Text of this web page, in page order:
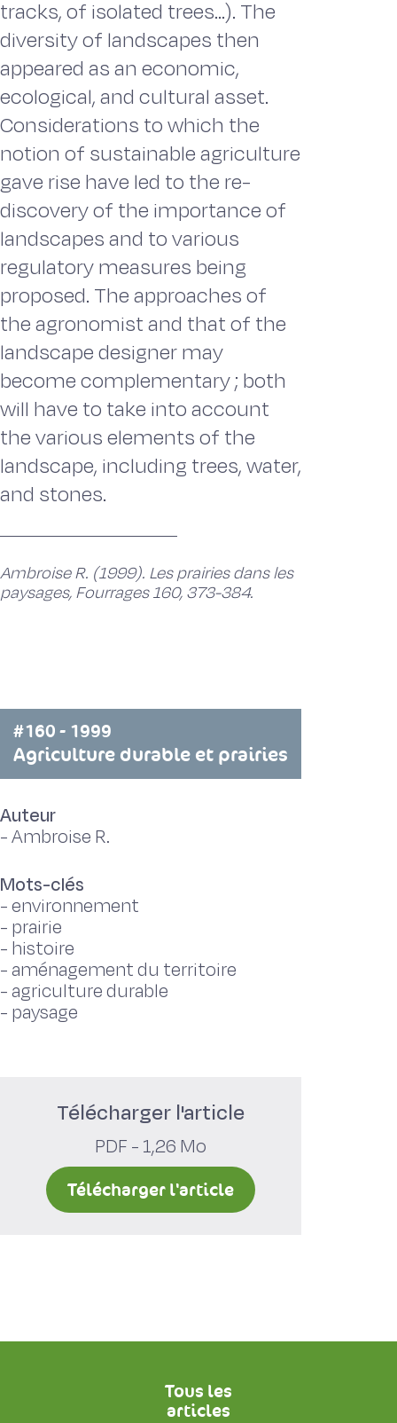
tracks, of isolated trees...). The
diversity of landscapes then
appeared as an economic,
ecological, and cultural asset.
Considerations to which the
notion of sustainable agriculture
gave rise have led to the re-
discovery of the importance of
landscapes and to various
regulatory measures being
proposed. The approaches of
the agronomist and that of the
landscape designer may
become complementary ; both
will have to take into account
the various elements of the
landscape, including trees, water,
and stones.
Ambroise R. (1999). Les prairies dans les
paysages, Fourrages 160, 373-384.
#160 - 1999
Agriculture durable et prairies
Auteur
-Ambroise R.
Mots-clés
-environnement
- prairie
- histoire
- aménagement du territoire
- agriculture durable
- paysage
Télécharger l'article
PDF - 1,26 Mo
Télécharger l'article
Tous les
articles